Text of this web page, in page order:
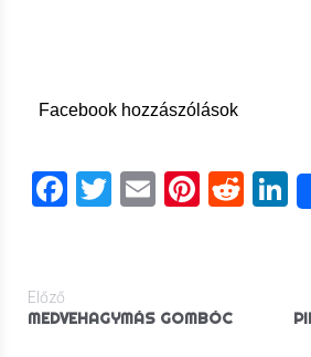
Facebook hozzászólások
Facebook
Twitter
Email
Előző
MEDVEHAGYMÁS GOMBÓC